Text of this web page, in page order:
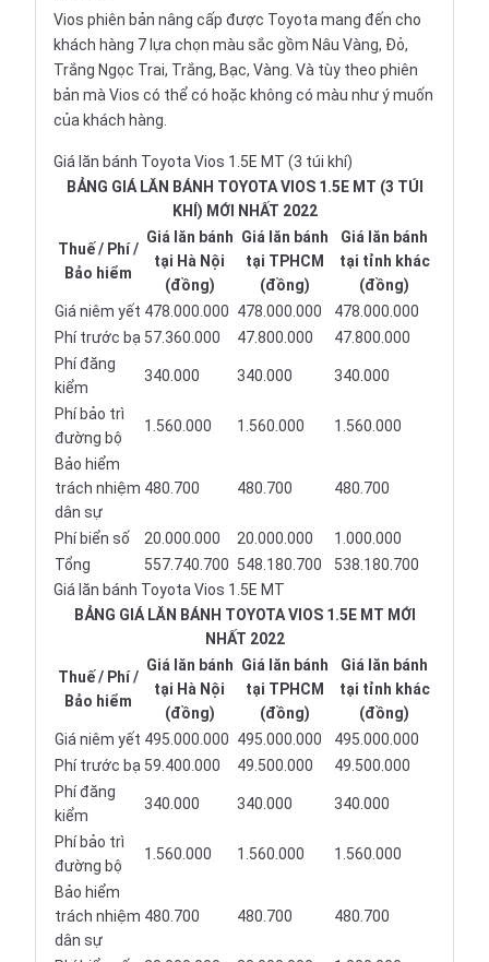
Vios phiên bản nâng cấp được Toyota mang đến cho
khách hàng 7 lựa chọn màu sắc gồm Nâu Vàng, Đỏ,
Trắng Ngọc Trai, Trắng, Bạc, Vàng. Và tùy theo phiên
bản mà Vios có thể có hoặc không có màu như ý muốn
của khách hàng.
Giá lăn bánh Toyota Vios 1.5E MT (3 túi khí)
BẢNG GIÁ LĂN BÁNH TOYOTA VIOS 1.5E MT (3 TÚI
KHÍ) MỚI NHẤT 2022
Thuế / Phí /
Bảo hiểm
Giá lăn bánh
tại Hà Nội
(đồng)
Giá lăn bánh
tại TPHCM
(đồng)
Giá lăn bánh
tại tỉnh khác
(đồng)
Giá niêm yết 478.000.000 478.000.000
478.000.000
Phí trước bạ 57.360.000 47.800.000
47.800.000
Phí đăng
kiểm
340.000 340.000 340.000
Phí bảo trì
đường bộ
1.560.000 1.560.000 1.560.000
Bảo hiểm
trách nhiệm
dân sự
480.700 480.700 480.700
Phí biển số 20.000.000 20.000.000
1.000.000
Tổng
557.740.700 548.180.700
538.180.700
Giá lăn bánh Toyota Vios 1.5E MT
BẢNG GIÁ LĂN BÁNH TOYOTA VIOS 1.5E MT MỚI
NHẤT 2022
Thuế / Phí /
Bảo hiểm
Giá lăn bánh
tại Hà Nội
(đồng)
Giá lăn bánh
tại TPHCM
(đồng)
Giá lăn bánh
tại tỉnh khác
(đồng)
Giá niêm yết 495.000.000 495.000.000
495.000.000
Phí trước bạ 59.400.000 49.500.000
49.500.000
Phí đăng
kiểm
340.000 340.000 340.000
Phí bảo trì
đường bộ
1.560.000 1.560.000 1.560.000
Bảo hiểm
trách nhiệm
dân sự
480.700 480.700 480.700